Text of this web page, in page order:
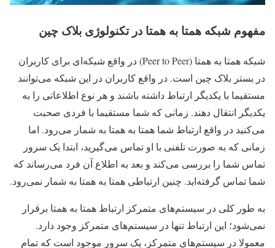
مفهوم شبکه همتا به همتا در تکنولوژی بلاک چین
شبکه همتا به همتا (Peer to Peer) در واقع شبکه‌ای برای کاربران
در بستر بلاک چین است. در واقع کاربران در این شبکه می‌توانند
مستقیما با یکدیگر ارتباط داشته باشند و هر نوع اطلاعاتی را به
یکدیگر انتقال دهند. زمانی که شما مستقیما با فردی صحبت
می‌کنید در واقع ارتباط شما همتا به همتا به شمار می‌رود. اما
زمانی که به صورت تلفنی با او تماس می‌گیرید، ابتدا یک سرور
تماس شما را بررسی می‌کند و بعد به اطلاع آن فرد می‌رساند که
شما تماس گرفته‌اید. چنین ارتباطی همتا به همتا به شمار نمی‌رود.
به طور کلی در سیستم‌های متمرکز ارتباط همتا به همتا برقرار
نمی‌شود؛ این ارتباط تنها در سیستم‌های متمرکز وجود دارد.
معمولا در سیستم‌های متمرکز، یک سرور موجود است که تمام